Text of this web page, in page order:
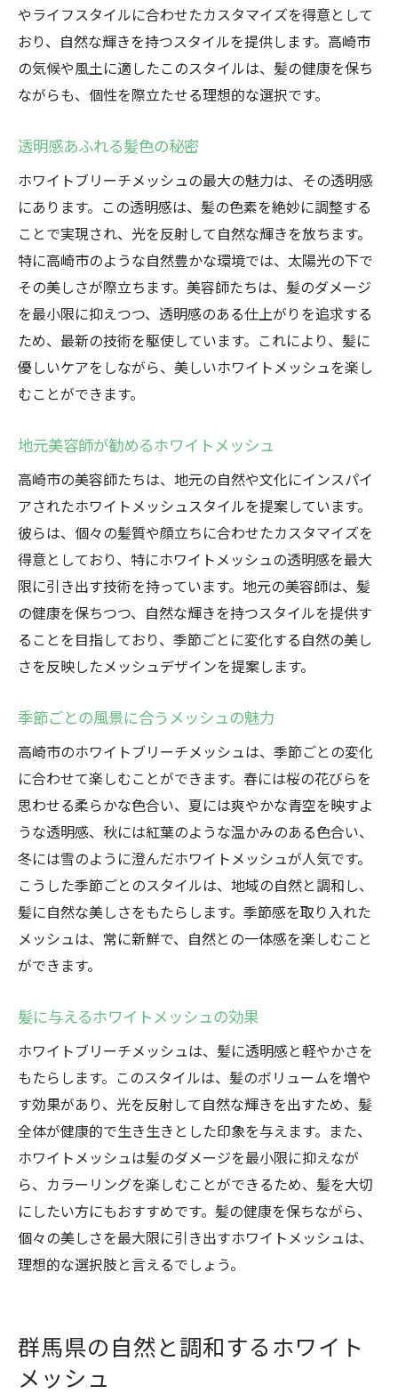
やライフスタイルに合わせたカスタマイズを得意として
おり、自然な輝きを持つスタイルを提供します。高崎市
の気候や風土に適したこのスタイルは、髪の健康を保ち
ながらも、個性を際立たせる理想的な選択です。
透明感あふれる髪色の秘密
ホワイトブリーチメッシュの最大の魅力は、その透明感
にあります。この透明感は、髪の色素を絶妙に調整する
ことで実現され、光を反射して自然な輝きを放ちます。
特に高崎市のような自然豊かな環境では、太陽光の下で
その美しさが際立ちます。美容師たちは、髪のダメージ
を最小限に抑えつつ、透明感のある仕上がりを追求する
ため、最新の技術を駆使しています。これにより、髪に
優しいケアをしながら、美しいホワイトメッシュを楽し
むことができます。
地元美容師が勧めるホワイトメッシュ
高崎市の美容師たちは、地元の自然や文化にインスパイ
アされたホワイトメッシュスタイルを提案しています。
彼らは、個々の髪質や顔立ちに合わせたカスタマイズを
得意としており、特にホワイトメッシュの透明感を最大
限に引き出す技術を持っています。地元の美容師は、髪
の健康を保ちつつ、自然な輝きを持つスタイルを提供す
ることを目指しており、季節ごとに変化する自然の美し
さを反映したメッシュデザインを提案します。
季節ごとの風景に合うメッシュの魅力
高崎市のホワイトブリーチメッシュは、季節ごとの変化
に合わせて楽しむことができます。春には桜の花びらを
思わせる柔らかな色合い、夏には爽やかな青空を映すよ
うな透明感、秋には紅葉のような温かみのある色合い、
冬には雪のように澄んだホワイトメッシュが人気です。
こうした季節ごとのスタイルは、地域の自然と調和し、
髪に自然な美しさをもたらします。季節感を取り入れた
メッシュは、常に新鮮で、自然との一体感を楽しむこと
ができます。
髪に与えるホワイトメッシュの効果
ホワイトブリーチメッシュは、髪に透明感と軽やかさを
もたらします。このスタイルは、髪のボリュームを増や
す効果があり、光を反射して自然な輝きを出すため、髪
全体が健康的で生き生きとした印象を与えます。また、
ホワイトメッシュは髪のダメージを最小限に抑えなが
ら、カラーリングを楽しむことができるため、髪を大切
にしたい方にもおすすめです。髪の健康を保ちながら、
個々の美しさを最大限に引き出すホワイトメッシュは、
理想的な選択肢と言えるでしょう。
群馬県の自然と調和するホワイト
メッシュ